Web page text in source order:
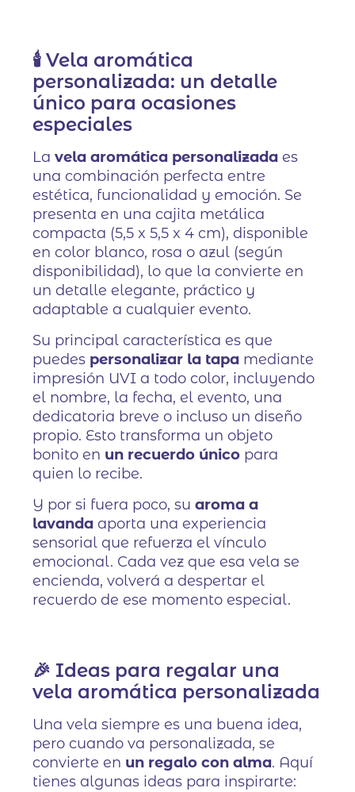
🕯️ Vela aromática
personalizada: un detalle
único para ocasiones
especiales
Lavela aromática personalizada es
una combinación perfecta entre
estética, funcionalidad y emoción. Se
presenta en una cajita metálica
compacta (5,5 x 5,5 x 4 cm), disponible
en color blanco, rosa o azul (según
disponibilidad), lo que la convierte en
un detalle elegante, práctico y
adaptable a cualquier evento.
Su principal característica es que
puedes personalizar la tapa mediante
impresión UVI a todo color, incluyendo
el nombre, la fecha, el evento, una
dedicatoria breve o incluso un diseño
propio. Esto transforma un objeto
bonito en un recuerdo único para
quien lo recibe.
Y por si fuera poco, suaroma a
lavanda aporta una experiencia
sensorial que refuerza el vínculo
emocional. Cada vez que esa vela se
encienda, volverá a despertar el
recuerdo de ese momento especial.
🎉 Ideas para regalar una
vela aromática personalizada
Una vela siempre es una buena idea,
pero cuando va personalizada, se
convierte en un regalo con alma. Aquí
tienes algunas ideas para inspirarte: